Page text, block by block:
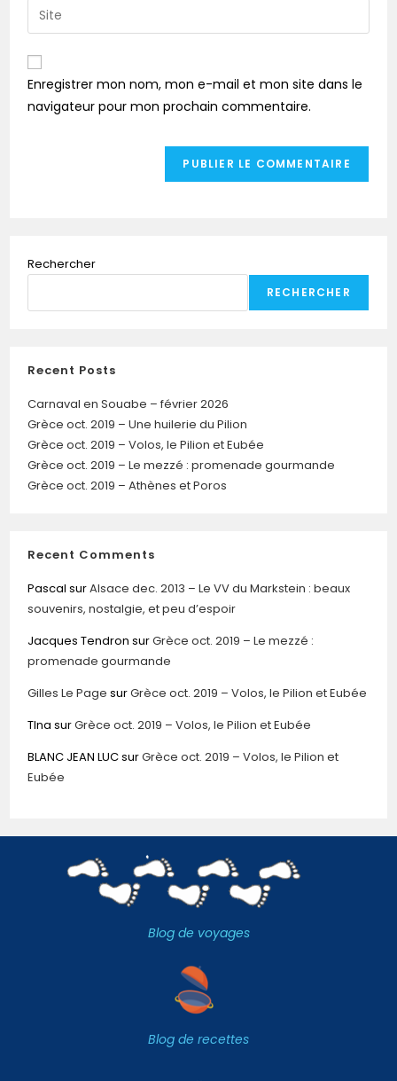
Enregistrer mon nom, mon e-mail et mon site dans le
navigateur pour mon prochain commentaire.
Rechercher
RECHERCHER
Recent Posts
Carnaval en Souabe – février 2026
Grèce oct. 2019 – Une huilerie du Pilion
Grèce oct. 2019 – Volos, le Pilion et Eubée
Grèce oct. 2019 – Le mezzé : promenade gourmande
Grèce oct. 2019 – Athènes et Poros
Recent Comments
Pascal surAlsace dec. 2013 – Le VV du Markstein : beaux
souvenirs, nostalgie, et peu d’espoir
Jacques Tendron surGrèce oct. 2019 – Le mezzé :
promenade gourmande
Gilles Le Page surGrèce oct. 2019 – Volos, le Pilion et Eubée
TIna surGrèce oct. 2019 – Volos, le Pilion et Eubée
BLANC JEAN LUCsurGrèce oct. 2019 – Volos, le Pilion et
Eubée
Blog de voyages
Blog de recettes